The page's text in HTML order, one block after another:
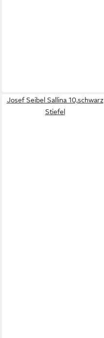
Josef Seibel Sallina 10,schwarz
Stiefel